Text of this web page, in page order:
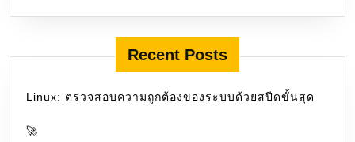
Recent Posts
Linux: ตรวจสอบความถูกต้องของระบบด้วยสปีดขั้นสุด
🚀